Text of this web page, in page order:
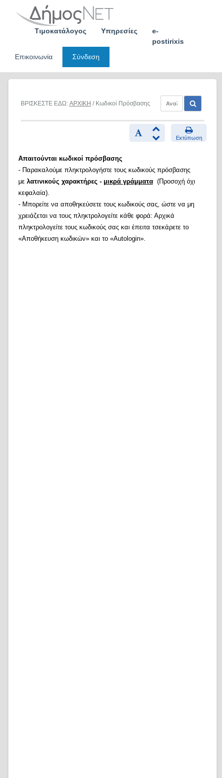
Τιμοκατάλογος Υπηρεσίες
e-
postirixis
Επικοινωνία
Σύνδεση
ΒΡΙΣΚΕΣΤΕ ΕΔΩ: ΑΡΧΙΚΗ / Κωδικοί Πρόσβασης
Εκτύπωση
Απαιτούνται κωδικοί πρόσβασης
- Παρακαλούμε πληκτρολογήστε τους κωδικούς πρόσβασης
με λατινικούς χαρακτήρες - μικρά γράμματα(Προσοχή όχι
κεφαλαία).
- Μπορείτε να αποθηκεύσετε τους κωδικούς σας, ώστε να μη
χρειάζεται να τους πληκτρολογείτε κάθε φορά: Αρχικά
πληκτρολογείτε τους κωδικούς σας και έπειτα τσεκάρετε το
«Αποθήκευση κωδικών» και το «Autologin».